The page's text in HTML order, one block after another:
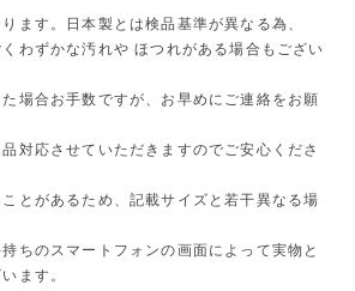
ます。日本製とは検品基準が異なる為、
くわずかな汚れや ほつれがある場合もござい
場合お手数ですが、お早めにご連絡をお願
対応させていただきますのでご安心くださ
とがあるため、記載サイズと若干異なる場
ちのスマートフォンの画面によって実物と
ます。